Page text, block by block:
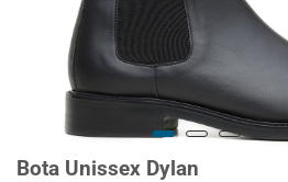
Bota Unissex Dylan